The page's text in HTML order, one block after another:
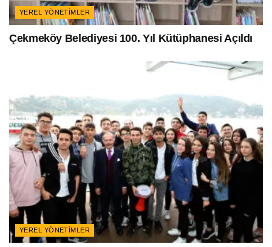
YEREL YÖNETIMLER
Çekmeköy Belediyesi 100. Yıl Kütüphanesi Açıldı
YEREL YÖNETIMLER